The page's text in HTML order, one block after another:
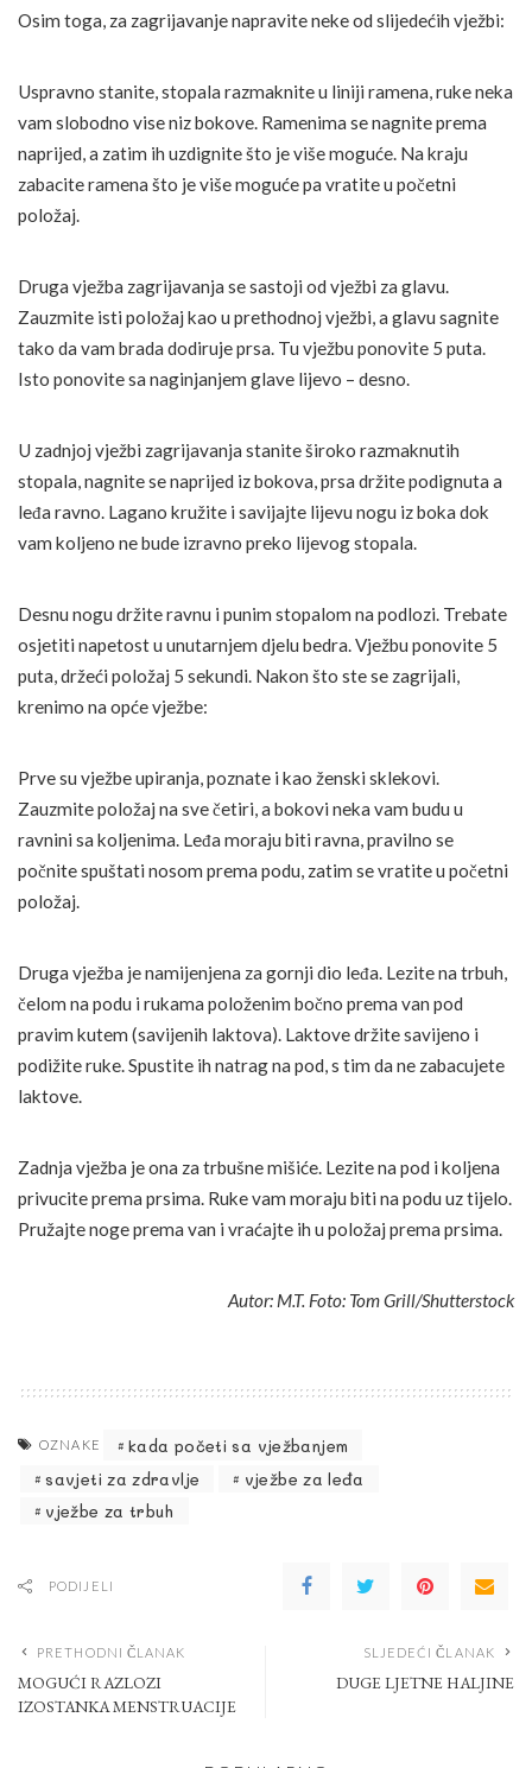
Osim toga, za zagrijavanje napravite neke od slijedećih vježbi:
Uspravno stanite, stopala razmaknite u liniji ramena, ruke neka
vam slobodno vise niz bokove. Ramenima se nagnite prema
naprijed, a zatim ih uzdignite što je više moguće. Na kraju
zabacite ramena što je više moguće pa vratite u početni
položaj.
Druga vježba zagrijavanja se sastoji od vježbi za glavu.
Zauzmite isti položaj kao u prethodnoj vježbi, a glavu sagnite
tako da vam brada dodiruje prsa. Tu vježbu ponovite 5 puta.
Isto ponovite sa naginjanjem glave lijevo – desno.
U zadnjoj vježbi zagrijavanja stanite široko razmaknutih
stopala, nagnite se naprijed iz bokova, prsa držite podignuta a
leđa ravno. Lagano kružite i savijajte lijevu nogu iz boka dok
vam koljeno ne bude izravno preko lijevog stopala.
Desnu nogu držite ravnu i punim stopalom na podlozi. Trebate
osjetiti napetost u unutarnjem djelu bedra. Vježbu ponovite 5
puta, držeći položaj 5 sekundi. Nakon što ste se zagrijali,
krenimo na opće vježbe:
Prve su vježbe upiranja, poznate i kao ženski sklekovi.
Zauzmite položaj na sve četiri, a bokovi neka vam budu u
ravnini sa koljenima. Leđa moraju biti ravna, pravilno se
počnite spuštati nosom prema podu, zatim se vratite u početni
položaj.
Druga vježba je namijenjena za gornji dio leđa. Lezite na trbuh,
čelom na podu i rukama položenim bočno prema van pod
pravim kutem (savijenih laktova). Laktove držite savijeno i
podižite ruke. Spustite ih natrag na pod, s tim da ne zabacujete
laktove.
Zadnja vježba je ona za trbušne mišiće. Lezite na pod i koljena
privucite prema prsima. Ruke vam moraju biti na podu uz tijelo.
Pružajte noge prema van i vraćajte ih u položaj prema prsima.
Autor: M.T. Foto: Tom Grill/Shutterstock
OZNAKE
kada početi sa vježbanjem
savjeti za zdravlje
vježbe za leđa
vježbe za trbuh
PODIJELI
PRETHODNI ČLANAK
MOGUĆI RAZLOZI
IZOSTANKA MENSTRUACIJE
SLJEDEĆI ČLANAK
DUGE LJETNE HALJINE